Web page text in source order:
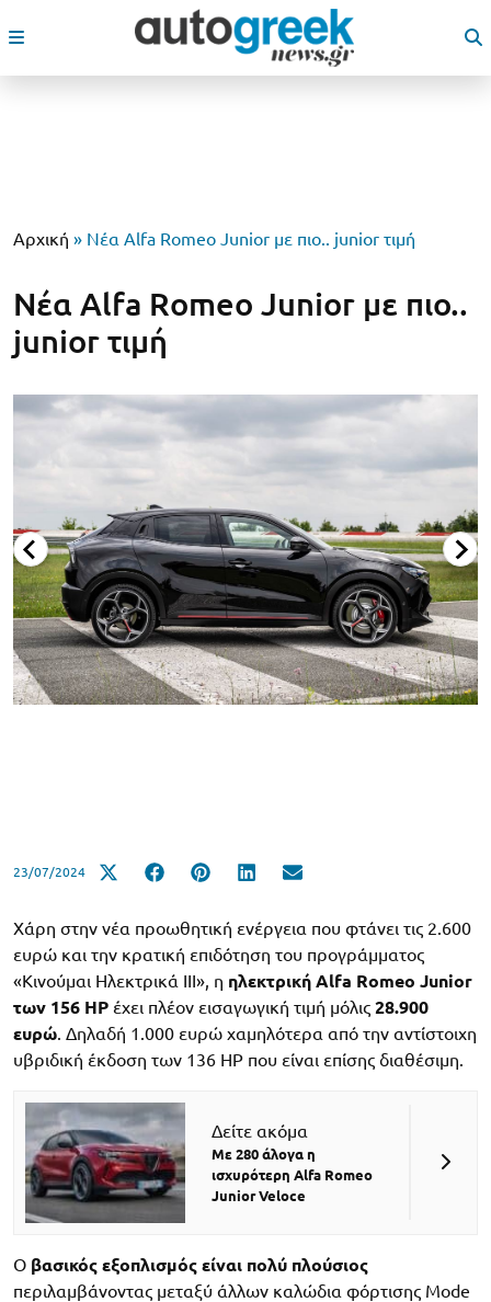
Αρχική » Νέα Alfa Romeo Junior με πιο.. junior τιμή
Νέα Alfa Romeo Junior με πιο..
junior τιμή
23/07/2024
Χάρη στην νέα προωθητική ενέργεια που φτάνει τις 2.600
ευρώ και την κρατική επιδότηση του προγράμματος
«Κινούμαι Ηλεκτρικά ΙΙΙ», η ηλεκτρική Alfa Romeo Junior
των 156 HP έχει πλέον εισαγωγική τιμή μόλις 28.900
ευρώ. Δηλαδή 1.000 ευρώ χαμηλότερα από την αντίστοιχη
υβριδική έκδοση των 136 HP που είναι επίσης διαθέσιμη.
Δείτε ακόμα
Με 280 άλογα η
ισχυρότερη Alfa Romeo
Junior Veloce
Ο βασικός εξοπλισμός είναι πολύ πλούσιος
περιλαμβάνοντας μεταξύ άλλων καλώδια φόρτισης Mode